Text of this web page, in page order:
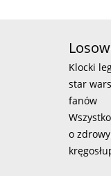
Klocki
star
fanów
o